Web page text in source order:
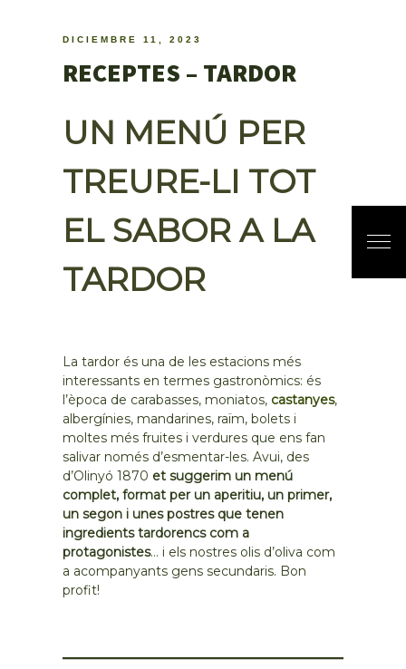
DICIEMBRE 11, 2023
RECEPTES – TARDOR
UN MENÚ PER
TREURE-LI TOT
EL SABOR A LA
TARDOR
La tardor és una de les estacions més
interessants en termes gastronòmics: és
l’època de carabasses, moniatos, castanyes,
albergínies, mandarines, raïm, bolets i
moltes més fruites i verdures que ens fan
salivar només d’esmentar-les. Avui, des
d’Olinyó 1870 et suggerim un menú
complet, format per un aperitiu, un primer,
un segon i unes postres que tenen
ingredients tardorencs com a
protagonistes… i els nostres olis d’oliva com
a acompanyants gens secundaris. Bon
profit!